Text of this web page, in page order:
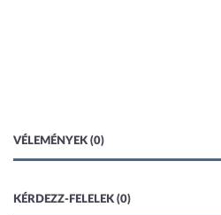
VÉLEMÉNYEK (0)
KÉRDEZZ-FELELEK (0)